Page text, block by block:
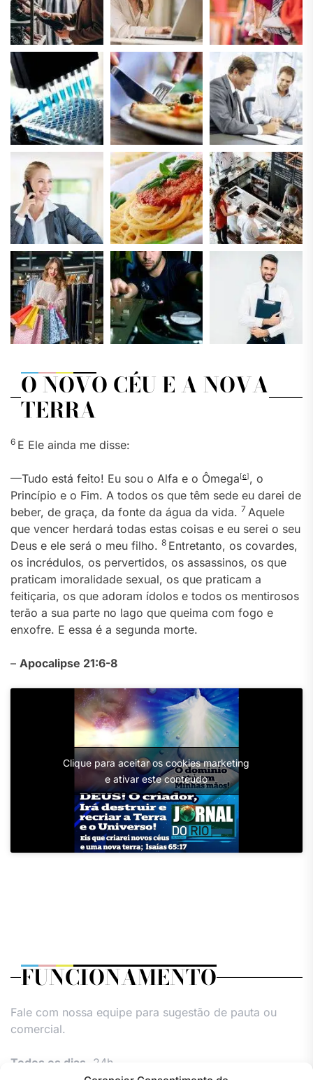
O NOVO CÉU E A NOVA
TERRA
6 E Ele ainda me disse:
—Tudo está feito! Eu sou o Alfa e o Ômega[c], o
Princípio e o Fim. A todos os que têm sede eu darei de
beber, de graça, da fonte da água da vida. 7 Aquele
que vencer herdará todas estas coisas e eu serei o seu
Deus e ele será o meu filho. 8 Entretanto, os covardes,
os incrédulos, os pervertidos, os assassinos, os que
praticam imoralidade sexual, os que praticam a
feitiçaria, os que adoram ídolos e todos os mentirosos
terão a sua parte no lago que queima com fogo e
enxofre. E essa é a segunda morte.
– Apocalipse 21:6-8
Clique para aceitar os cookies marketing
e ativar este conteúdo
FUNCIONAMENTO
Fale com nossa equipe para sugestão de pauta ou
comercial.
Todos os dias, 24h.